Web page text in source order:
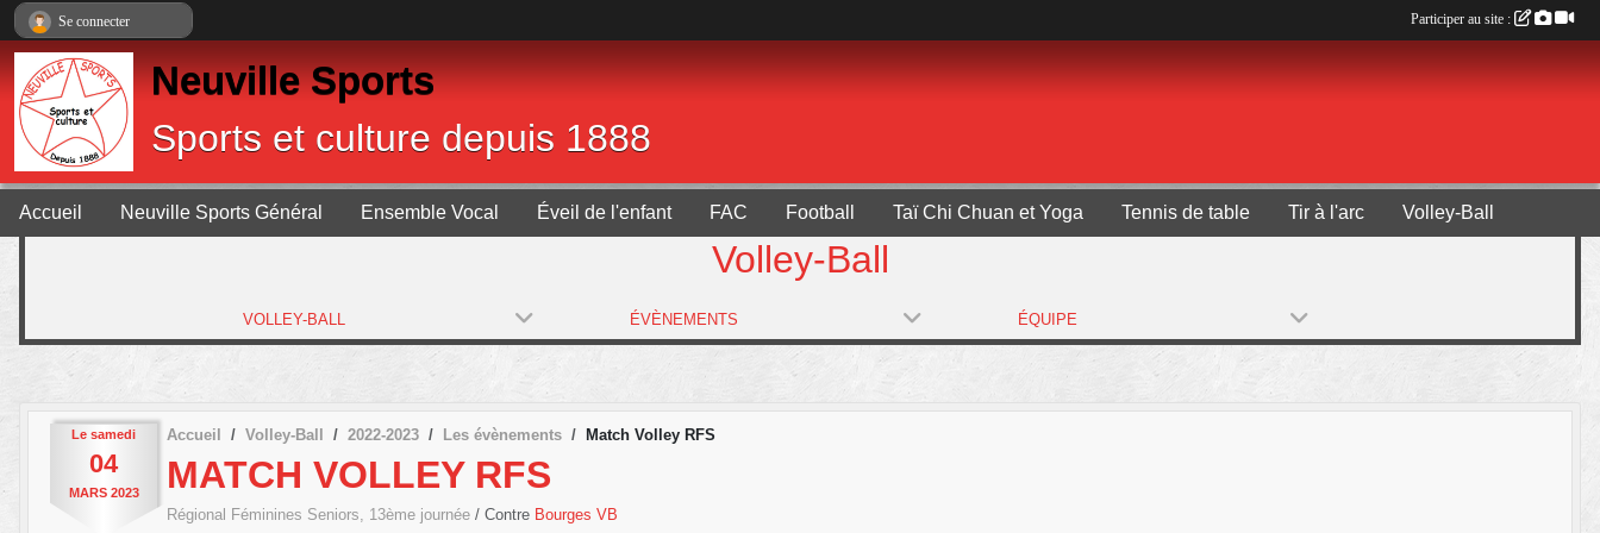
Neuville Sports
Sports et culture depuis 1888
Accueil Neuville Sports Général Ensemble Vocal Éveil de l'enfant FAC Football Taï Chi Chuan et Yoga Tennis de table Tir à l'arc Volley-Ball
Volley-Ball
VOLLEY-BALL ÉVÈNEMENTS ÉQUIPE
Le samedi
04
MARS 2023
Accueil Volley-Ball 2022-2023 Les évènements Match Volley RFS
MATCH VOLLEY RFS
Régional Féminines Seniors, 13ème journée / Contre Bourges VB
Se connecter Participer au site :
Panneau de gestion des cookies